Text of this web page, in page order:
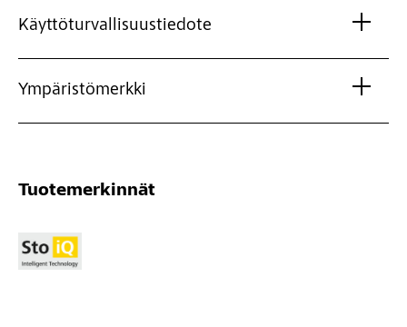
Käyttöturvallisuustiedote
Ympäristömerkki
Tuotemerkinnät